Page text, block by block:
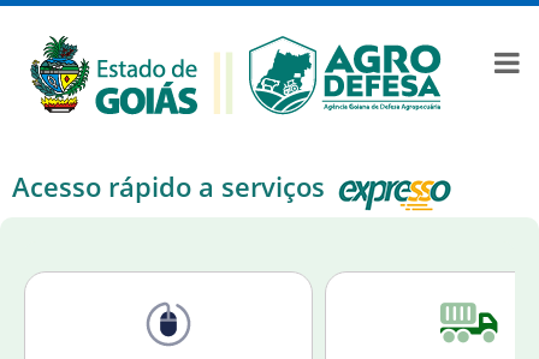
Acesso rápido a serviços